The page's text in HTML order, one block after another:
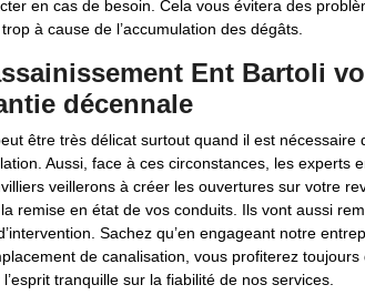
en cas de besoin. Cela vous évitera des
à cause de l’accumulation des dégâts.
Ent Bartoli
décennale
être très délicat surtout quand il est nécessaire
Aussi, face à ces circonstances, les experts
veillerons à créer les ouvertures sur votre
remise en état de vos conduits. Ils vont aussi
Sachez qu’en engageant notre
de canalisation, vous profiterez toujours
tranquille sur la fiabilité de nos services.